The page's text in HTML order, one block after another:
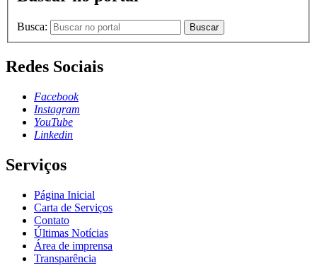
Busca: Buscar
Redes Sociais
Facebook
Instagram
YouTube
Linkedin
Serviços
Página Inicial
Carta de Serviços
Contato
Últimas Notícias
Área de imprensa
Transparência